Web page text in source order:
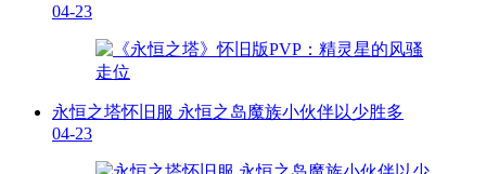
04-23
永恒之塔怀旧服 永恒之岛魔族小伙伴以少胜多
04-23